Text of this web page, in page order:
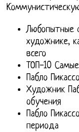
Любопытные
художнике,
всего
ТОП-10
Пабло
Художник
обучения
Пабло
периода